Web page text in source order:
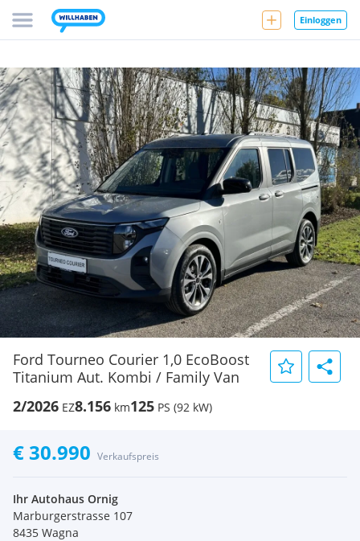
Einloggen
Ford Tourneo Courier 1,0 EcoBoost
Titanium Aut. Kombi / Family Van
2/2026 EZ8.156 km125 PS (92 kW)
€ 30.990 Verkaufspreis
Ihr Autohaus Ornig
Marburgerstrasse 107
8435 Wagna